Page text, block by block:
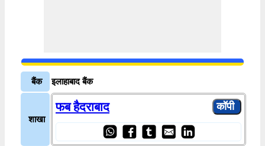
बैंक इलाहाबाद बैंक
शाखा
फब हैदराबाद